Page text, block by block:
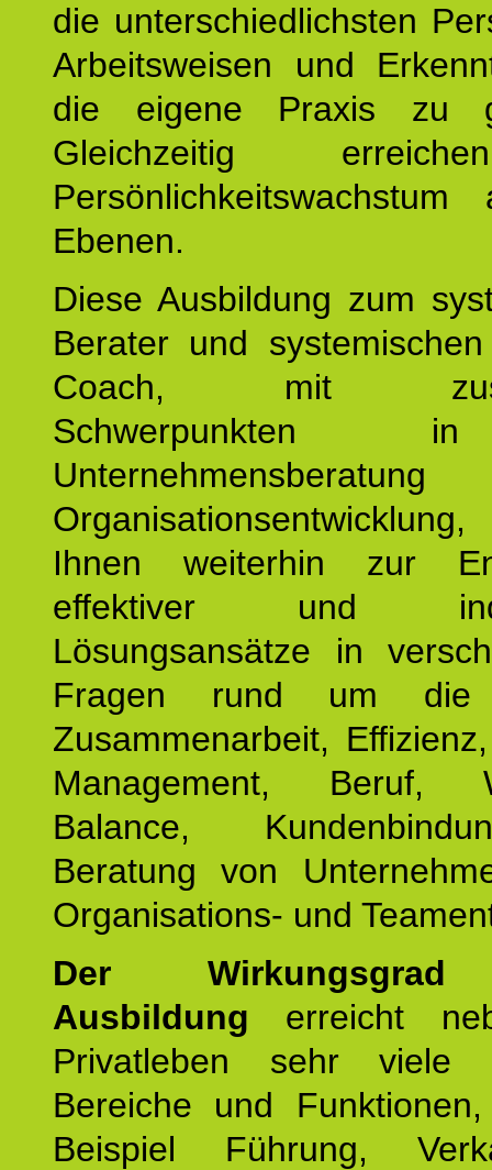
die unterschiedlichsten
Arbeitsweisen und
die eigene Praxis zu
Gleichzeitig
Ebenen.
Diese Ausbildung zum
Berater und
Coach, mit
Schwerpunkten
Ihnen weiterhin zur
effektiver und
Lösungsansätze in
Fragen rund um die
Zusammenarbeit,
Management, Beruf,
Balance,
Beratung von
Organisations- und
Der
Ausbildung erreicht
Privatleben sehr viele
Bereiche und
Beispiel Führung,